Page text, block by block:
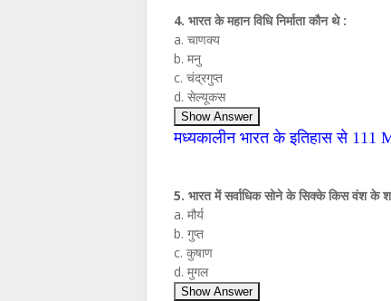
4. भारत के महान विधि निर्माता कौन थे :
a. चाणक्‍य
b. मनु
c. चंद्रगुप्‍त
d. सेल्‍यूकस
Show Answer
मध्‍यकालीन भारत के इतिहास से 111
5. भारत में सर्वाधिक सोने के सिक्‍के किस वंश के
a. मौर्य
b. गुप्‍त
c. कुषाण
d. मुगल
Show Answer